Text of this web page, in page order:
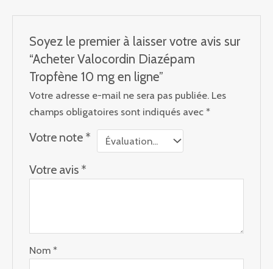
Soyez le premier à laisser votre avis sur
“Acheter Valocordin Diazépam
Tropfène 10 mg en ligne”
Votre adresse e-mail ne sera pas publiée. Les
champs obligatoires sont indiqués avec*
Votre note *
Votre avis *
Nom*